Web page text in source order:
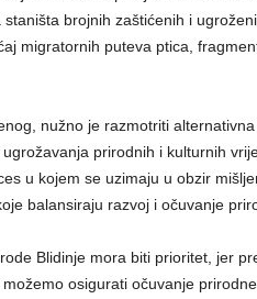
brojnih zaštićenih i
migratornih puteva ptica,
nužno je razmotriti
prirodnih i kulturnih
u kojem se uzimaju u obzir
balansiraju razvoj i očuvanje
Blidinje mora biti prioritet, jer
osigurati očuvanje